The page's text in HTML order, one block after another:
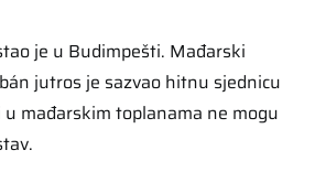
je u Budimpešti. Mađarski
jutros je sazvao hitnu sjednicu
mađarskim toplanama ne mogu